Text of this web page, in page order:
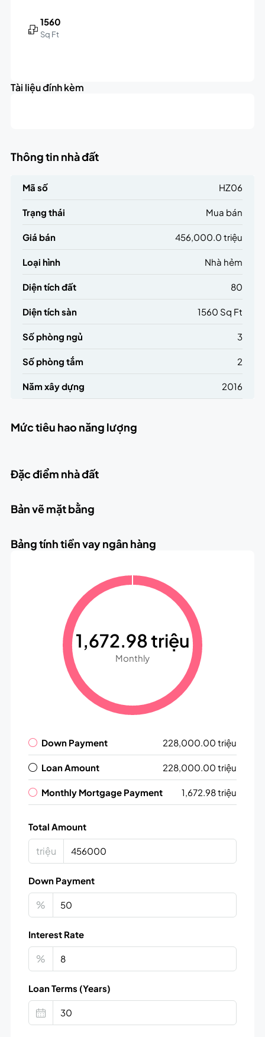
1560
Sq Ft
Tài liệu đính kèm
Thông tin nhà đất
Mã số HZ06
Trạng thái Mua bán
Giá bán 456,000.0 triệu
Loại hình Nhà hẻm
Diện tích đất 80
Diện tích sàn 1560 Sq Ft
Số phòng ngủ 3
Số phòng tắm 2
Năm xây dựng 2016
Mức tiêu hao năng lượng
Đặc điểm nhà đất
Bản vẽ mặt bằng
Bảng tính tiền vay ngân hàng
1,672.98 triệu
Monthly
Down Payment 228,000.00 triệu
Loan Amount 228,000.00 triệu
Monthly Mortgage Payment 1,672.98 triệu
Total Amount
triệu
Down Payment
%
Interest Rate
%
Loan Terms (Years)